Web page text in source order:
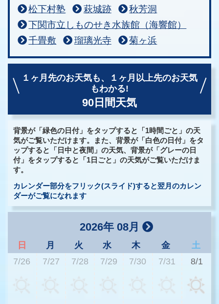
松下村塾
萩城跡
秋芳洞
下関市立しものせき水族館（海響館）
千畳敷
瑠璃光寺 菊ヶ浜
１ヶ月先のお天気も、
１ヶ月以上先のお天気
もわかる!
90日間天気
背景が「緑色の日付」をタップすると「1時間ごと」の天
気がご覧いただけます。また、背景が「白色の日付」をタ
ップすると「日中と夜間」の天気、背景が「グレーの日
付」をタップすると「1日ごと」の天気がご覧いただけま
す。
カレンダー部分をフリック(スライド)すると翌月のカレン
ダーがご覧になれます
2026年 08月
日 月 火 水 木 金
土
7/26
7/27 7/28 7/29 7/30 7/31 8/1